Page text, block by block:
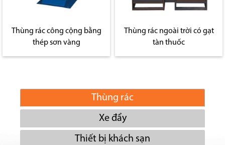
Thùng rác công cộng bằng
thép sơn vàng
Thùng rác ngoài trời có gạt
tàn thuốc
Thùng rác
Xe đẩy
Thiết bị khách sạn